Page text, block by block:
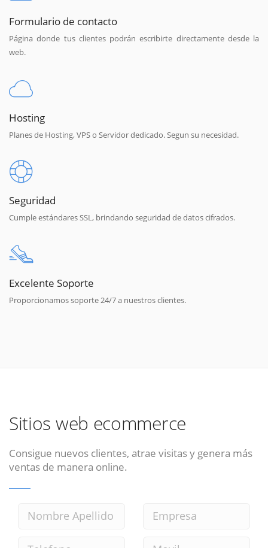
Formulario de contacto
Página donde tus clientes podrán escribirte directamente desde la
web.
Hosting
Planes de Hosting, VPS o Servidor dedicado. Segun su necesidad.
Seguridad
Cumple estándares SSL, brindando seguridad de datos cifrados.
Excelente Soporte
Proporcionamos soporte 24/7 a nuestros clientes.
Sitios web ecommerce
Consigue nuevos clientes, atrae visitas y genera más
ventas de manera online.